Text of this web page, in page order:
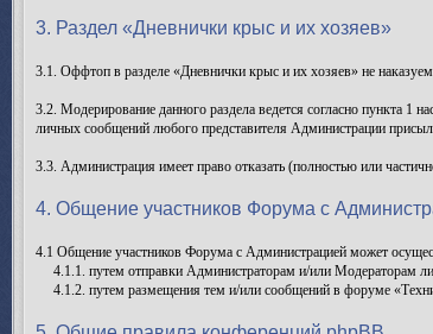
3. Раздел «Дневнички крыс и их хозяев»
3.1. Оффтоп в разделе «Дневнички крыс и их хозяев» не
3.2. Модерирование данного раздела ведется согласно пункта 1
личных сообщений любого представителя Администрации
3.3. Администрация имеет право отказать (полностью или
4. Общение участников Форума с
4.1 Общение участников Форума с Администрацией может
4.1.1. путем отправки Администраторам и/или Модераторам
4.1.2. путем размещения тем и/или сообщений в форуме